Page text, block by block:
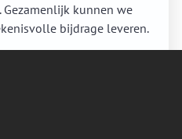
kunnen we
bijdrage leveren.